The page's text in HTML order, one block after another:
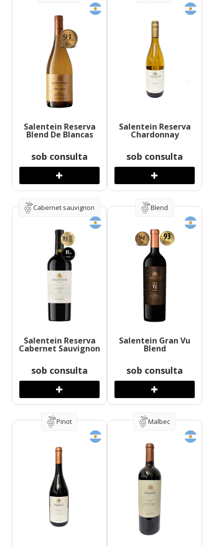
Salentein Reserva
Blend De Blancas
sob consulta
Salentein Reserva
Chardonnay
sob consulta
Cabernet sauvignon
Salentein Reserva
Cabernet Sauvignon
sob consulta
Blend
Salentein Gran Vu
Blend
sob consulta
Pinot Malbec